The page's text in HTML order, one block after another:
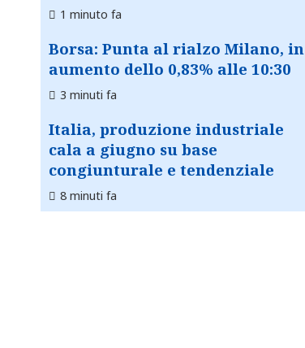
1 minuto fa
Borsa: Punta al rialzo Milano, in
aumento dello 0,83% alle 10:30
3 minuti fa
Italia, produzione industriale
cala a giugno su base
congiunturale e tendenziale
8 minuti fa